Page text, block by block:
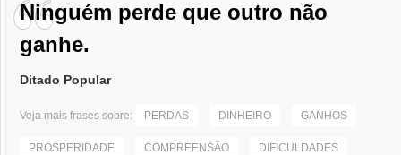
Ninguém perde que outro não
ganhe.
Ditado Popular
Veja mais frases sobre: PERDAS DINHEIRO GANHOS
PROSPERIDADE COMPREENSÃO DIFICULDADES